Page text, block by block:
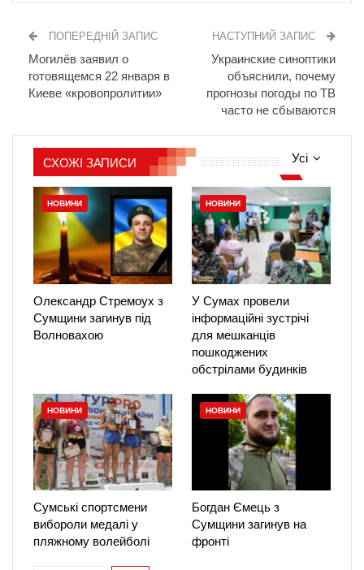
ПОПЕРЕДНІЙ ЗАПИС
Могилёв заявил о
готовящемся 22 января в
Киеве «кровопролитии»
НАСТУПНИЙ ЗАПИС
Украинские синоптики
объяснили, почему
прогнозы погоды по ТВ
часто не сбываются
Усі
СХОЖІ ЗАПИСИ
НОВИНИ
Олександр Стремоух з
Сумщини загинув під
Волновахою
НОВИНИ
У Сумах провели
інформаційні зустрічі
для мешканців
пошкоджених
обстрілами будинків
НОВИНИ
Сумські спортсмени
вибороли медалі у
пляжному волейболі
НОВИНИ
Богдан Ємець з
Сумщини загинув на
фронті